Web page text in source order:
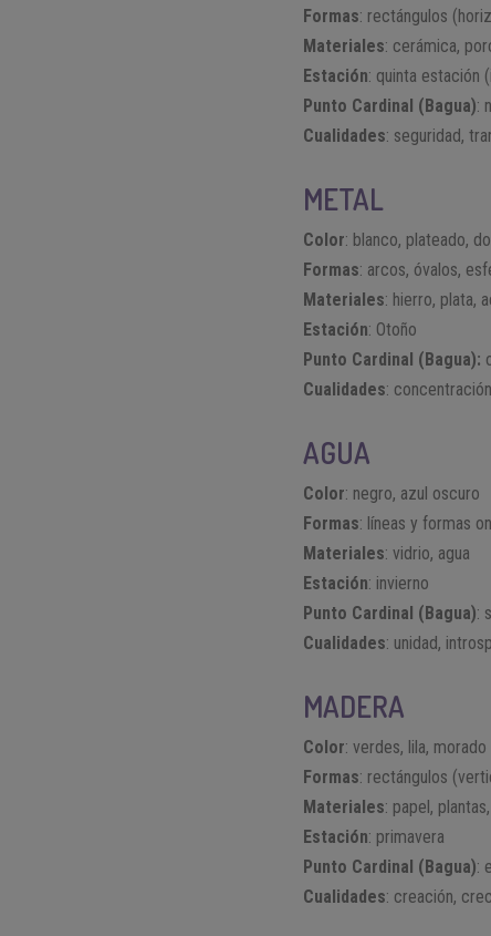
Formas: rectángulos
Materiales: cerámica,
Estación: quinta estación
Punto Cardinal (Bagua):
Cualidades: seguridad,
METAL
Color: blanco, plateado,
Formas: arcos, óvalos,
Materiales: hierro, plata,
Estación: Otoño
Punto Cardinal (Bagua):
Cualidades:
AGUA
Color: negro, azul oscuro
Formas: líneas y formas
Materiales: vidrio, agua
Estación: invierno
Punto Cardinal (Bagua):
Cualidades: unidad,
MADERA
Color: verdes, lila, morado
Formas: rectángulos
Materiales: papel,
Estación: primavera
Punto Cardinal (Bagua):
Cualidades: creación,